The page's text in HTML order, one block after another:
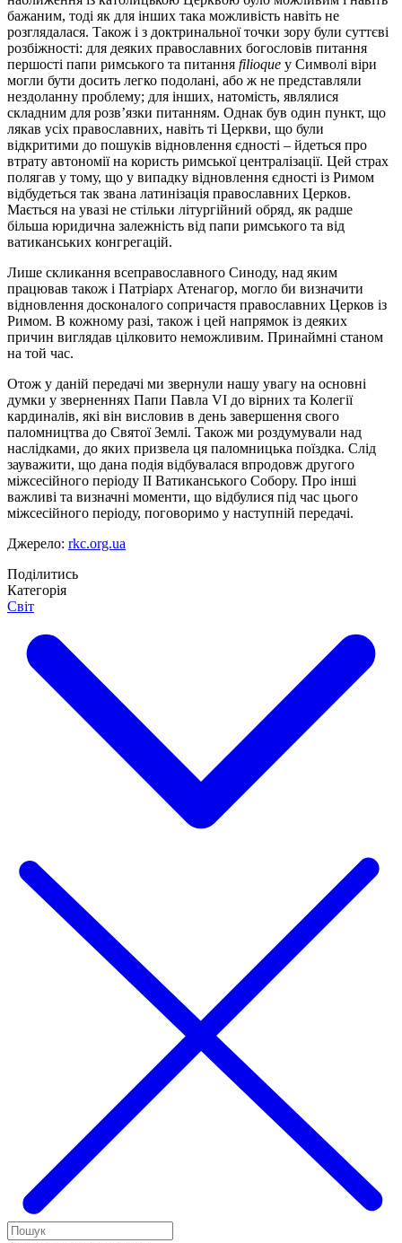
бажаним, тоді як для інших така можливість навіть не
розглядалася. Також і з доктринальної точки зору були суттєві
розбіжності: для деяких православних богословів питання
першості папи римського та питання filioque у Символі віри
могли бути досить легко подолані, або ж не представляли
нездоланну проблему; для інших, натомість, являлися
складним для розв’язки питанням. Однак був один пункт, що
лякав усіх православних, навіть ті Церкви, що були
відкритими до пошуків відновлення єдності – йдеться про
втрату автономії на користь римської централізації. Цей страх
полягав у тому, що у випадку відновлення єдності із Римом
відбудеться так звана латинізація православних Церков.
Мається на увазі не стільки літургійний обряд, як радше
більша юридична залежність від папи римського та від
ватиканських конгрегацій.
Лише скликання всеправославного Синоду, над яким
працював також і Патріарх Атенагор, могло би визначити
відновлення досконалого сопричастя православних Церков із
Римом. В кожному разі, також і цей напрямок із деяких
причин виглядав цілковито неможливим. Принаймні станом
на той час.
Отож у даній передачі ми звернули нашу увагу на основні
думки у зверненнях Папи Павла VI до вірних та Колегії
кардиналів, які він висловив в день завершення свого
паломництва до Святої Землі. Також ми роздумували над
наслідками, до яких призвела ця паломницька поїздка. Слід
зауважити, що дана подія відбувалася впродовж другого
міжсесійного періоду ІІ Ватиканського Собору. Про інші
важливі та визначні моменти, що відбулися під час цього
міжсесійного періоду, поговоримо у наступній передачі.
Джерело: rkc.org.ua
Поділитись
Категорія
Світ